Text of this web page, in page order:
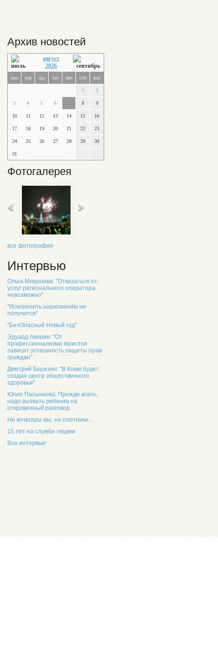
Архив новостей
август
2026
пон втр срд чет пят суб вск
1 2
3 4 5 6 7 8 9
10 11 12 13 14 15 16
17 18 19 20 21 22 23
24 25 26 27 28 29 30
31
Фотогалерея
все фотографии
Интервью
Ольга Микушева: "Отказаться от
услуг регионального оператора
невозможно"
"Искоренить наркоманию не
получится"
"БезОпасный Новый год"
Эдуард Аверин: "От
профессионализма юристов
зависит успешность защиты прав
граждан"
Дмитрий Березин: "В Коми будет
создан центр общественного
здоровья"
Юлия Пасынкова: Прежде всего,
надо вызвать ребенка на
откровенный разговор
Не кочегары мы, не плотники...
15 лет на службе людям
Все интервью